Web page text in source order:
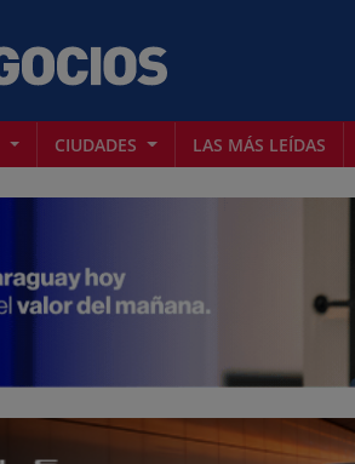
CIUDADES LAS MÁS LEÍDAS